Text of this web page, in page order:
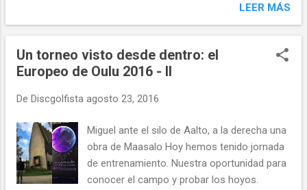
LEER MÁS
Un torneo visto desde dentro: el
Europeo de Oulu 2016 - II
De Discgolfista agosto 23, 2016
Miguel ante el silo de Aalto, a la derecha una
obra de Maasalo Hoy hemos tenido jornada
de entrenamiento. Nuestra oportunidad para
conocer el campo y probar los hoyos.